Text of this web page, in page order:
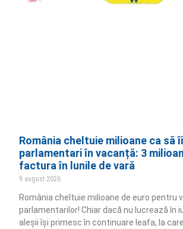
România cheltuie milioane ca să
parlamentari în vacanță: 3
factura în lunile de vară
9 august 2026
România cheltuie milioane de euro pentru
parlamentarilor! Chiar dacă nu lucrează în
aleșii își primesc în continuare leafa, la